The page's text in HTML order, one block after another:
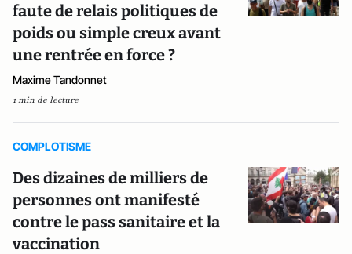
faute de relais politiques de
poids ou simple creux avant
une rentrée en force ?
Maxime Tandonnet
1 min de lecture
COMPLOTISME
Des dizaines de milliers de
personnes ont manifesté
contre le pass sanitaire et la
vaccination